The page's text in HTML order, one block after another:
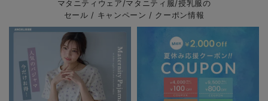
ン素材【出産後も
長く使える】
マタニティウェア/マタニティ服/授乳服の
セール / キャンペーン / クーポン情報